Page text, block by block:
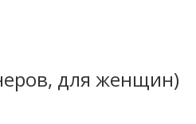
для женщин)